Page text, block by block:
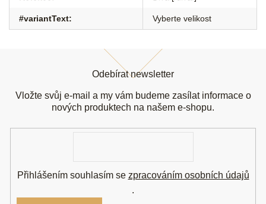
#variantText: Vyberte velikost
Odebírat newsletter
Vložte svůj e-mail a my vám budeme zasílat informace o
nových produktech na našem e-shopu.
Přihlášením souhlasím se zpracováním osobních údajů
.